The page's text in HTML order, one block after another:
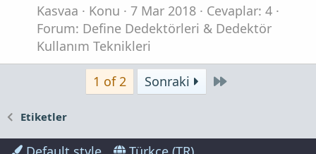
Kasvaa
Konu 7 Mar 2018
Cevaplar: 4
Forum: Define Dedektörleri & Dedektör
Kullanım Teknikleri
1 of 2 Sonraki Son
Etiketler